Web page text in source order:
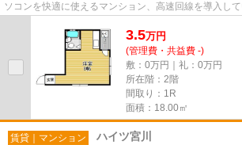
ソコンを快適に使えるマンション、高速回線を導入し
3.5万円
(管理費・共益費 -)
敷：0万円｜礼：0万円
所在階：2階
間取り：1R
面積：18.00㎡
賃貸｜マンション ハイツ宮川